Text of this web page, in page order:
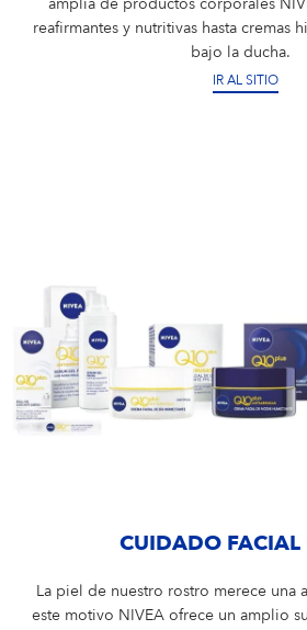
amplia de productos corporales
reafirmantes y nutritivas hasta cremas
bajo la ducha.
IR AL SITIO
CUIDADO FACIAL
La piel de nuestro rostro merece una
este motivo NIVEA ofrece un amplio